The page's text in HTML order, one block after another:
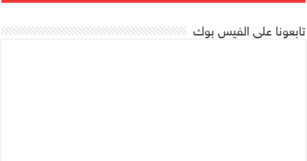
تابعونا على الفيس بوك